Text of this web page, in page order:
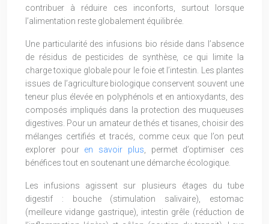
contribuer à réduire ces inconforts, surtout lorsque
l’alimentation reste globalement équilibrée.
Une particularité des infusions bio réside dans l’absence
de résidus de pesticides de synthèse, ce qui limite la
charge toxique globale pour le foie et l’intestin. Les plantes
issues de l’agriculture biologique conservent souvent une
teneur plus élevée en polyphénols et en antioxydants, des
composés impliqués dans la protection des muqueuses
digestives. Pour un amateur de thés et tisanes, choisir des
mélanges certifiés et tracés, comme ceux que l’on peut
explorer pour en savoir plus , permet d’optimiser ces
bénéfices tout en soutenant une démarche écologique.
Les infusions agissent sur plusieurs étages du tube
digestif : bouche (stimulation salivaire), estomac
(meilleure vidange gastrique), intestin grêle (réduction de